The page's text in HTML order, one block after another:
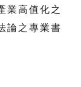
業高值化之
論之專業書